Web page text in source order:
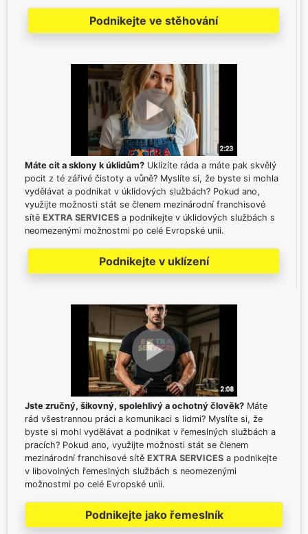
Podnikejte ve stěhování
Máte cit a sklony k úklidům? Uklízíte ráda a máte pak skvělý
pocit z té zářivé čistoty a vůně? Myslíte si, že byste si mohla
vydělávat a podnikat v úklidových službách? Pokud ano,
využijte možnosti stát se členem mezinárodní franchisové
sítě EXTRA SERVICES a podnikejte v úklidových službách s
neomezenými možnostmi po celé Evropské unii.
Podnikejte v uklízení
Jste zručný, šikovný, spolehlivý a ochotný člověk? Máte
rád všestrannou práci a komunikaci s lidmi? Myslíte si, že
byste si mohl vydělávat a podnikat v řemeslných službách a
pracích? Pokud ano, využijte možnosti stát se členem
mezinárodní franchisové sítě EXTRA SERVICES a podnikejte
v libovolných řemeslných službách s neomezenými
možnostmi po celé Evropské unii.
Podnikejte jako řemeslník